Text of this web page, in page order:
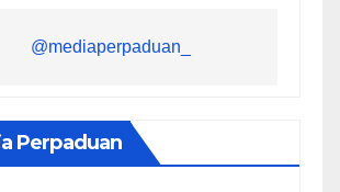
@mediaperpaduan_
Perpaduan